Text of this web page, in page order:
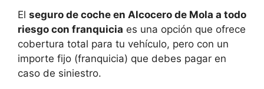
El seguro de coche en Alcocero de Mola a todo
riesgo con franquicia es una opción que ofrece
cobertura total para tu vehículo, pero con un
importe fijo (franquicia) que debes pagar en
caso de siniestro.